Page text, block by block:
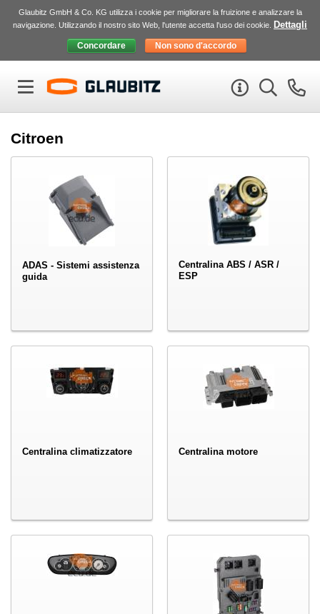
Glaubitz GmbH & Co. KG utilizza i cookie per migliorare la fruizione e analizzare la
navigazione. Utilizzando il nostro sito Web, l'utente accetta l'uso dei cookie.
Dettagli
Citroen
ADAS - Sistemi assistenza
guida
Centralina ABS / ASR /
ESP
Centralina climatizzatore Centralina motore